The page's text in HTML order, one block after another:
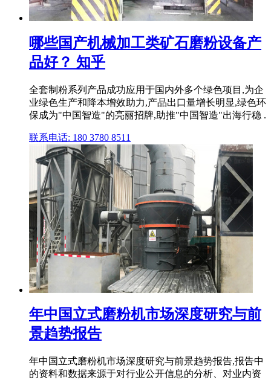
哪些国产机械加工类矿石磨粉设备产
品好？ 知乎
全套制粉系列产品成功应用于国内外多个绿色项目,为企
业绿色生产和降本增效助力,产品出口量增长明显,绿色环
保成为"中国智造"的亮丽招牌,助推"中国智造"出海行稳 .
联系电话: 180 3780 8511
年中国立式磨粉机市场深度研究与前
景趋势报告
年中国立式磨粉机市场深度研究与前景趋势报告,报告中
的资料和数据来源于对行业公开信息的分析、对业内资